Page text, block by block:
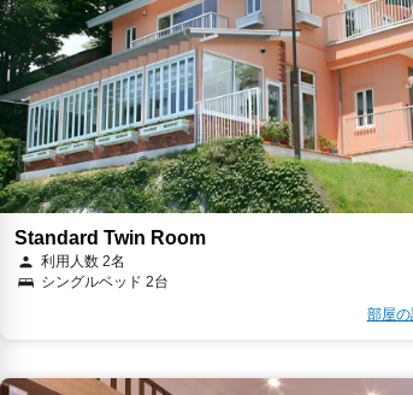
Standard Twin Room
利用人数 2名
シングルベッド 2台
部屋